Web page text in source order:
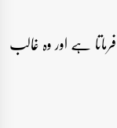
ہے اور وہ غالب